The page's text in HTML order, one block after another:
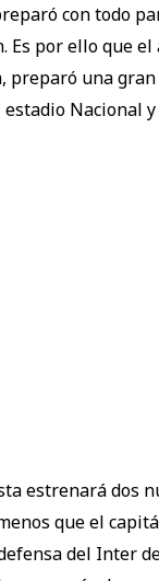
con todo
Es por ello que
preparó una
Nacional
estrenará dos
que el
del Inter